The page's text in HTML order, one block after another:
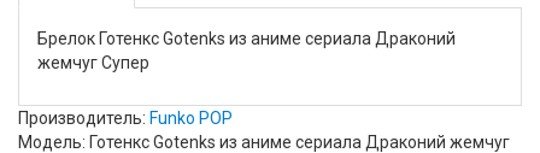
Брелок Готенкс Gotenks из аниме сериала Драконий
жемчуг Супер
Производитель: Funko POP
Модель: Готенкс Gotenks из аниме сериала Драконий жемчуг